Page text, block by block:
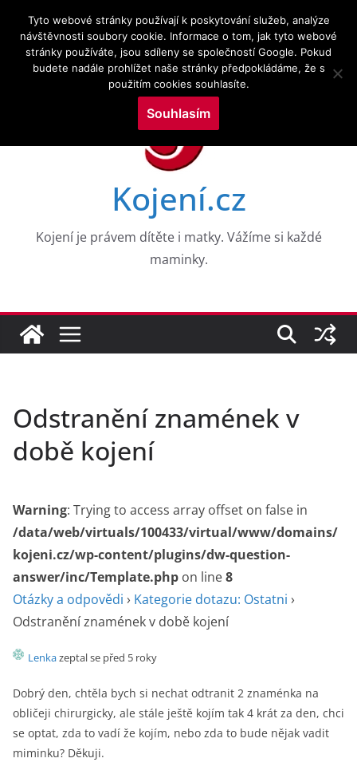
obsah
9.8.2026
Novinky: CESTY K NEROVNOSTEM V DUŠEVNÍM ZDRAVÍ
DĚTÍ V RANÉM VĚKU: DŮKAZY Z 8 VKOHORT
NAROZENÝCH
Drogy a kojení a zkoumání služeb v perinatálním
Výzkumné trendy kojení a kojenecké výživy ve
mapovací analýza
WHO PRO EVROPU, 2026
Aktuální témata v kojení a laktační medicíně
Kojení.cz
Kojení je právem dítěte i matky. Vážíme si každé
maminky.
Odstranění znamének v
době kojení
Warning: Trying to access array offset on false in
/data/web/virtuals/100433/virtual/www/domains/
kojeni.cz/wp-content/plugins/dw-question-
answer/inc/Template.php on line8
Otázky a odpovědi › Kategorie dotazu: Ostatni ›
Odstranění znamének v době kojení
Lenkazeptal se před 5 roky
Dobrý den, chtěla bych si nechat odtranit 2 znaménka na
obličeji chirurgicky, ale stále ještě kojím tak 4 krát za den, chci
se optat, zda to vadí že kojím, nebo zda to bude nějak vadit
miminku? Děkuji.
Tyto webové stránky používají k poskytování služeb, analýze
návštěvnosti soubory cookie. Informace o tom, jak tyto webové
stránky používáte, jsou sdíleny se společností Google. Pokud
budete nadále prohlížet naše stránky předpokládáme, že s
použitím cookies souhlasíte.
Souhlasím